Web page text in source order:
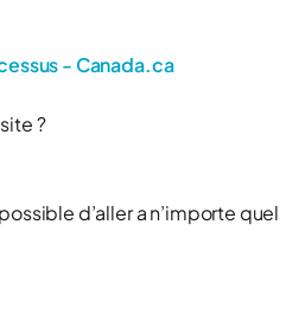
- Canada.ca
?
d’aller a n’importe quel